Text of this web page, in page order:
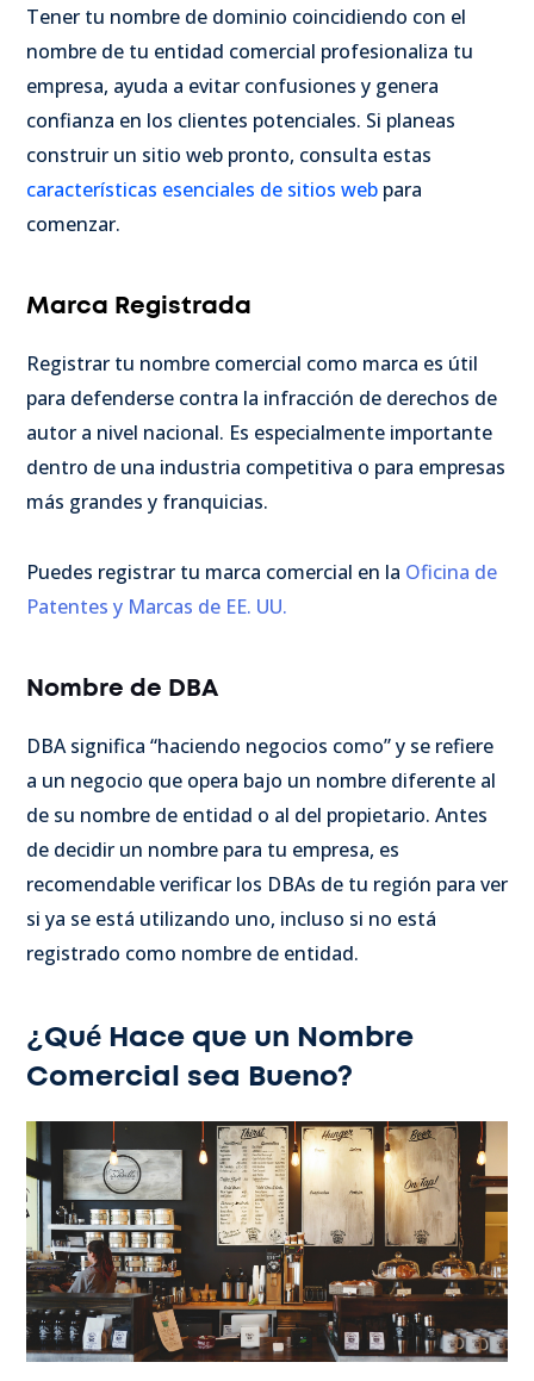
Tener tu nombre de dominio coincidiendo con el
nombre de tu entidad comercial profesionaliza tu
empresa, ayuda a evitar confusiones y genera
confianza en los clientes potenciales. Si planeas
construir un sitio web pronto, consulta estas
características esenciales de sitios web para
comenzar.
Marca Registrada
Registrar tu nombre comercial como marca es útil
para defenderse contra la infracción de derechos de
autor a nivel nacional. Es especialmente importante
dentro de una industria competitiva o para empresas
más grandes y franquicias.
Puedes registrar tu marca comercial en la Oficina de
Patentes y Marcas de EE. UU.
Nombre de DBA
DBA significa “haciendo negocios como” y se refiere
a un negocio que opera bajo un nombre diferente al
de su nombre de entidad o al del propietario. Antes
de decidir un nombre para tu empresa, es
recomendable verificar los DBAs de tu región para ver
si ya se está utilizando uno, incluso si no está
registrado como nombre de entidad.
¿Qué Hace que un Nombre
Comercial sea Bueno?